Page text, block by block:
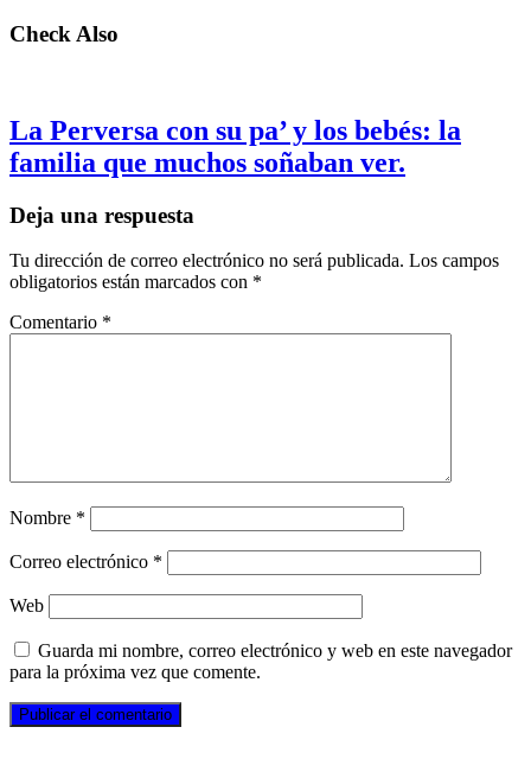
Check Also
La Perversa con su pa’ y los bebés: la
familia que muchos soñaban ver.
Deja una respuesta
Tu dirección de correo electrónico no será publicada. Los campos
obligatorios están marcados con *
Comentario *
Nombre *
Correo electrónico *
Web
Guarda mi nombre, correo electrónico y web en este navegador
para la próxima vez que comente.